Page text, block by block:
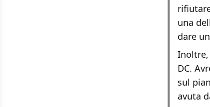
una
dare
DC.
sul
avuta